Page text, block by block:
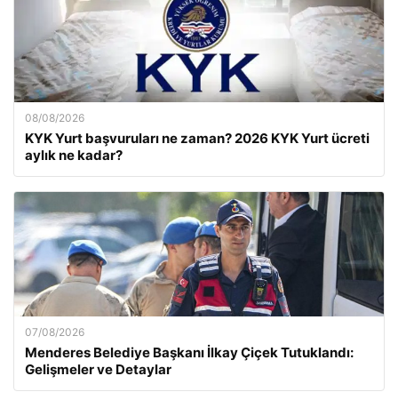
08/08/2026
KYK Yurt başvuruları ne zaman? 2026 KYK Yurt ücreti
aylık ne kadar?
07/08/2026
Menderes Belediye Başkanı İlkay Çiçek Tutuklandı:
Gelişmeler ve Detaylar